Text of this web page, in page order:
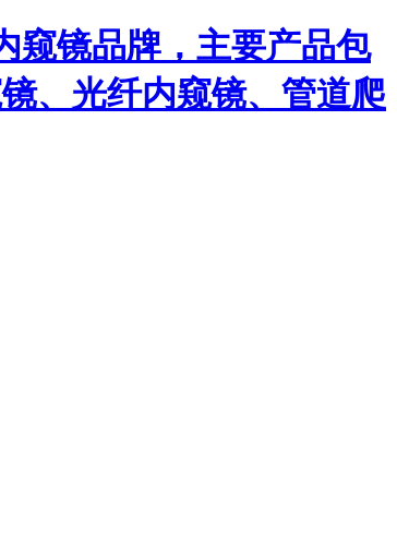
窥镜品牌，主要产品包
、光纤内窥镜、管道爬